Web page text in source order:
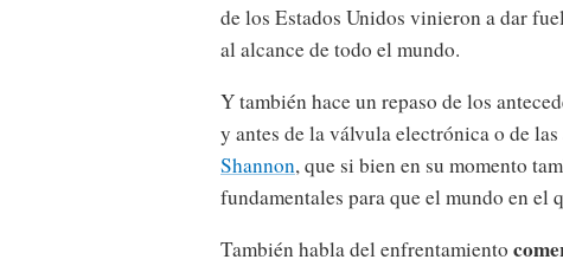
de los Estados Unidos vinieron a dar
al alcance de todo el mundo.
Y también hace un repaso de los
y antes de la válvula electrónica o de
Shannon, que si bien en su momento
fundamentales para que el mundo en el
También habla del enfrentamiento